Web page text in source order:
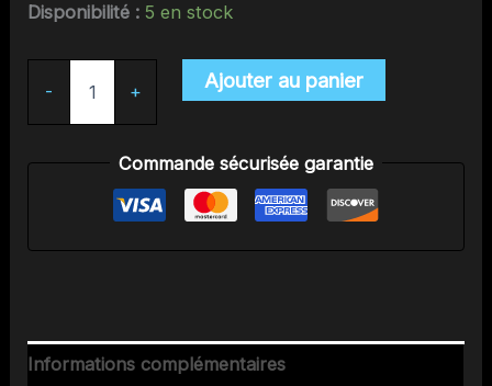
Disponibilité : 5 en stock
-
de
28th
1982
+ Ajouter au panier
Commande sécurisée garantie
Informations complémentaires